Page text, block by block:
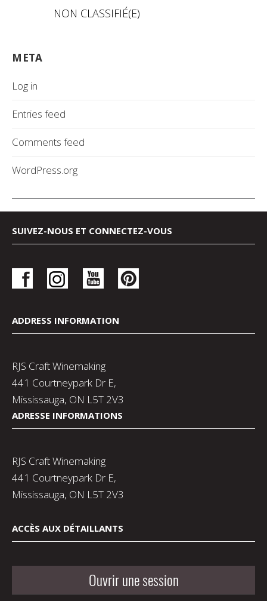
NON CLASSIFIÉ(E)
META
Log in
Entries feed
Comments feed
WordPress.org
SUIVEZ-NOUS ET CONNECTEZ-VOUS
ADDRESS INFORMATION
RJS Craft Winemaking
441 Courtneypark Dr E,
Mississauga, ON L5T 2V3
ADRESSE INFORMATIONS
RJS Craft Winemaking
441 Courtneypark Dr E,
Mississauga, ON L5T 2V3
ACCÈS AUX DÉTAILLANTS
Ouvrir une session